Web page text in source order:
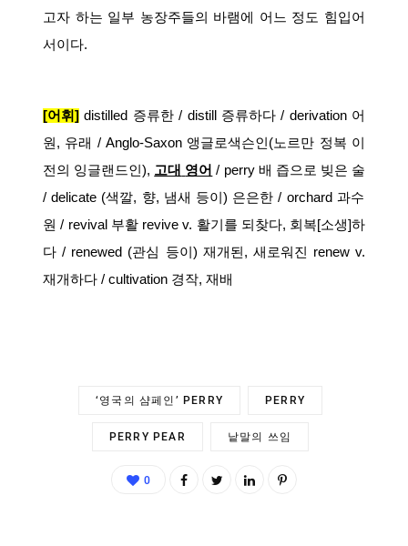
고자 하는 일부 농장주들의 바램에 어느 정도 힘입어
서이다.
[어휘] distilled 증류한/ distill 증류하다/ derivation 어
원 , 유래 /Anglo-Saxon 앵글로색슨인 (노르만 정복 이
전의 잉글랜드인), 고대 영어 / perry 배 즙으로 빚은 술
/ delicate (색깔, 향, 냄새 등이) 은은한 / orchard 과수
원 / revival 부활 revive v. 활기를 되찾다, 회복[소생]하
다 / renewed (관심 등이 ) 재개된 , 새로워진
renew v.
재개하다 / cultivation 경작, 재배
‘영국의 샴페인’ PERRY PERRY
PERRY PEAR 낱말의 쓰임
0